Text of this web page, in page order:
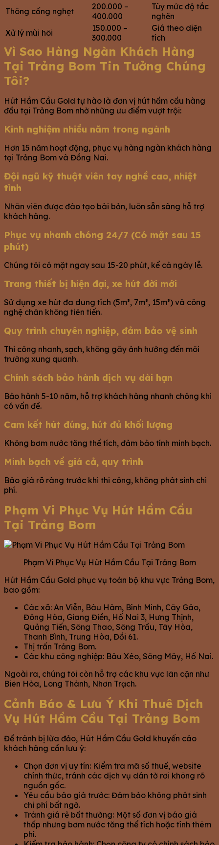
Thông cống nghẹt
200.000 –
400.000
Tùy mức độ tắc
nghẽn
Xử lý mùi hôi
150.000 –
300.000
Giá theo diện
tích
Vì Sao Hàng Ngàn Khách Hàng
Tại Trảng Bom Tin Tưởng Chúng
Tôi?
Hút Hầm Cầu Gold tự hào là đơn vị hút hầm cầu hàng
đầu tại Trảng Bom nhờ những ưu điểm vượt trội:
Kinh nghiệm nhiều năm trong ngành
Hơn 15 năm hoạt động, phục vụ hàng ngàn khách hàng
tại Trảng Bom và Đồng Nai.
Đội ngũ kỹ thuật viên tay nghề cao, nhiệt
tình
Nhân viên được đào tạo bài bản, luôn sẵn sàng hỗ trợ
khách hàng.
Phục vụ nhanh chóng 24/7 (Có mặt sau 15
phút)
Chúng tôi có mặt ngay sau 15-20 phút, kể cả ngày lễ.
Trang thiết bị hiện đại, xe hút đời mới
Sử dụng xe hút đa dung tích (5m³, 7m³, 15m³) và công
nghệ chân không tiên tiến.
Quy trình chuyên nghiệp, đảm bảo vệ sinh
Thi công nhanh, sạch, không gây ảnh hưởng đến môi
trường xung quanh.
Chính sách bảo hành dịch vụ dài hạn
Bảo hành 5-10 năm, hỗ trợ khách hàng nhanh chóng khi
có vấn đề.
Cam kết hút đúng, hút đủ khối lượng
Không bơm nước tăng thể tích, đảm bảo tính minh bạch.
Minh bạch về giá cả, quy trình
Báo giá rõ ràng trước khi thi công, không phát sinh chi
phí.
Phạm Vi Phục Vụ Hút Hầm Cầu
Tại Trảng Bom
Phạm Vi Phục Vụ Hút Hầm Cầu Tại Trảng Bom
Hút Hầm Cầu Gold phục vụ toàn bộ khu vực Trảng Bom,
bao gồm:
Các xã: An Viễn, Bàu Hàm, Bình Minh, Cây Gáo,
Đông Hòa, Giang Điền, Hố Nai 3, Hưng Thịnh,
Quảng Tiến, Sông Thao, Sông Trầu, Tây Hòa,
Thanh Bình, Trung Hòa, Đồi 61.
Thị trấn Trảng Bom.
Các khu công nghiệp: Bàu Xéo, Sông Mây, Hố Nai.
Ngoài ra, chúng tôi còn hỗ trợ các khu vực lân cận như
Biên Hòa, Long Thành, Nhơn Trạch.
Cảnh Báo & Lưu Ý Khi Thuê Dịch
Vụ Hút Hầm Cầu Tại Trảng Bom
Để tránh bị lừa đảo, Hút Hầm Cầu Gold khuyến cáo
khách hàng cần lưu ý:
Chọn đơn vị uy tín: Kiểm tra mã số thuế, website
chính thức, tránh các dịch vụ dán tờ rơi không rõ
nguồn gốc.
Yêu cầu báo giá trước: Đảm bảo không phát sinh
chi phí bất ngờ.
Tránh giá rẻ bất thường: Một số đơn vị báo giá
thấp nhưng bơm nước tăng thể tích hoặc tính thêm
phí.